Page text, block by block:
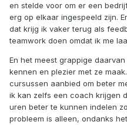
en stelde voor om er een
erg op elkaar ingespeeld zijn.
dat krijg ik vaker terug als
teamwork doen omdat ik me
En het meest grappige
kennen en plezier met ze
cursussen aanbied om beter
ik kan zelfs een coach krijgen
uren beter te kunnen indelen
probleem is alleen, ondanks